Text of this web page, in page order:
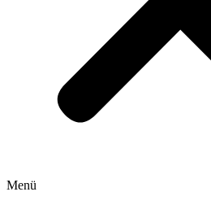
Menü